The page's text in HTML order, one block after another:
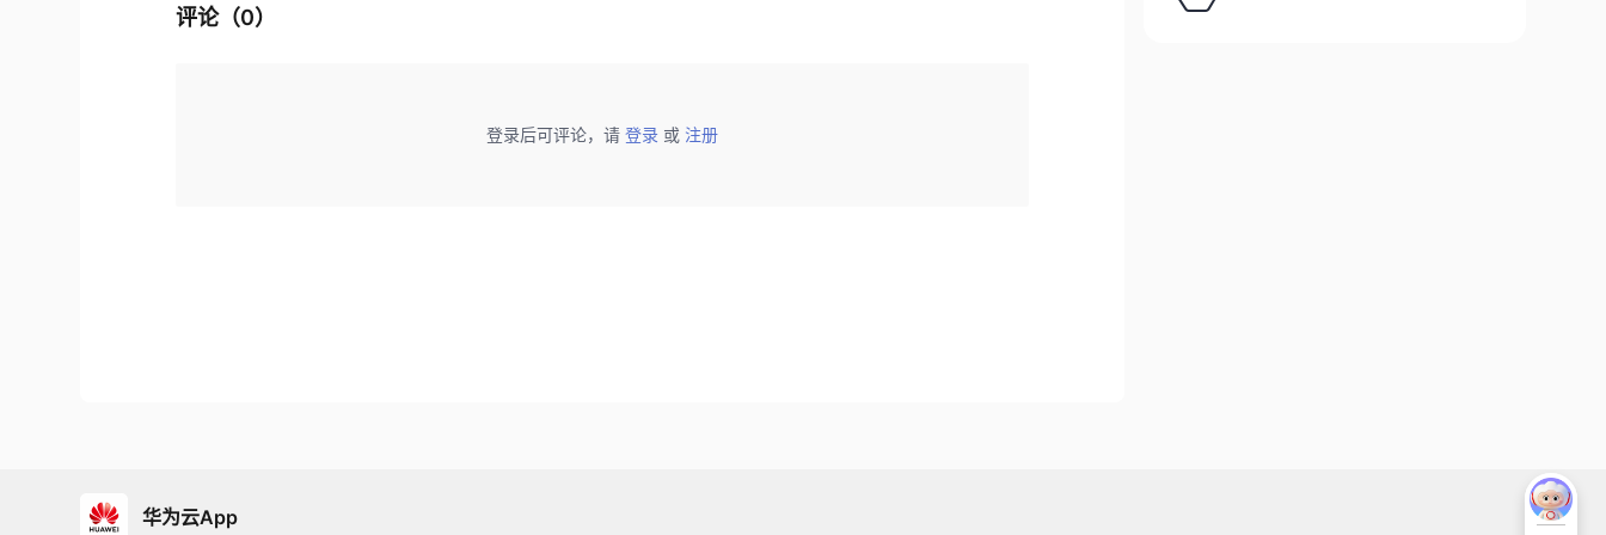
评论（0）
登录后可评论，请 登录 或 注册
华为云App